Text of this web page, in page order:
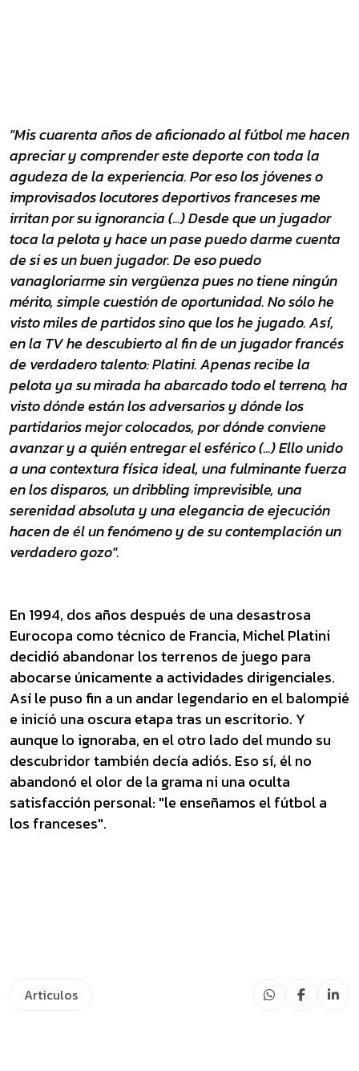
"Mis cuarenta años de aficionado al fútbol me hacen
apreciar y comprender este deporte con toda la
agudeza de la experiencia. Por eso los jóvenes o
improvisados locutores deportivos franceses me
irritan por su ignorancia (...) Desde que un jugador
toca la pelota y hace un pase puedo darme cuenta
de si es un buen jugador. De eso puedo
vanagloriarme sin vergüenza pues no tiene ningún
mérito, simple cuestión de oportunidad. No sólo he
visto miles de partidos sino que los he jugado. Así,
en la TV he descubierto al fin de un jugador francés
de verdadero talento: Platini. Apenas recibe la
pelota ya su mirada ha abarcado todo el terreno, ha
visto dónde están los adversarios y dónde los
partidarios mejor colocados, por dónde conviene
avanzar y a quién entregar el esférico (...) Ello unido
a una contextura física ideal, una fulminante fuerza
en los disparos, un dribbling imprevisible, una
serenidad absoluta y una elegancia de ejecución
hacen de él un fenómeno y de su contemplación un
verdadero gozo".
En 1994, dos años después de una desastrosa
Eurocopa como técnico de Francia, Michel Platini
decidió abandonar los terrenos de juego para
abocarse únicamente a actividades dirigenciales.
Así le puso fin a un andar legendario en el balompié
e inició una oscura etapa tras un escritorio. Y
aunque lo ignoraba, en el otro lado del mundo su
descubridor también decía adiós. Eso sí, él no
abandonó el olor de la grama ni una oculta
satisfacción personal: "le enseñamos el fútbol a
los franceses".
Articulos